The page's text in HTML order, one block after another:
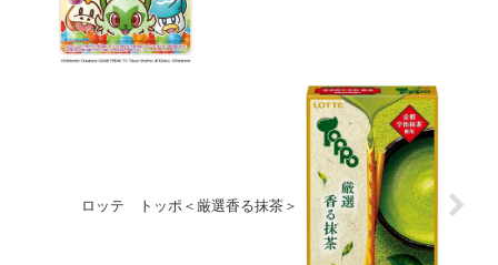
ロッテ トッポ＜厳選香る抹茶＞